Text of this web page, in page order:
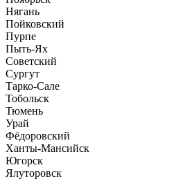
Нягань
Пойковский
Пурпе
Пыть-Ях
Советский
Сургут
Тарко-Сале
Тобольск
Тюмень
Урай
Фёдоровский
Ханты-Мансийск
Югорск
Ялуторовск